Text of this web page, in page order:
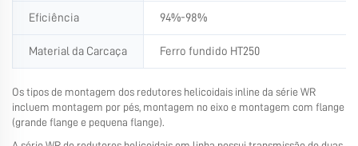
Eficiência 94%-98%
Material da Carcaça Ferro fundido HT250
Os tipos de montagem dos redutores helicoidais inline da série WR
incluem montagem por pés, montagem no eixo e montagem com flange
(grande flange e pequena flange).